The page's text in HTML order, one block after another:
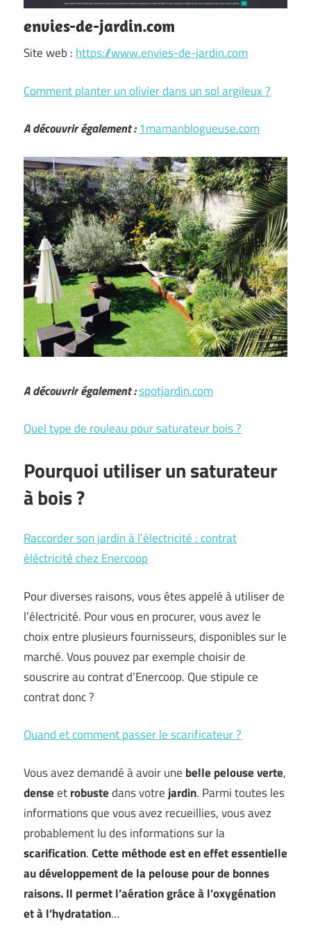
envies-de-jardin.com
Site web :https://www.envies-de-jardin.com
Comment planter un olivier dans un sol argileux ?
A découvrir également :1mamanblogueuse.com
A découvrir également :spotjardin.com
Quel type de rouleau pour saturateur bois ?
Pourquoi utiliser un saturateur
à bois ?
Raccorder son jardin à l’électricité : contrat
éléctricité chez Enercoop
Pour diverses raisons, vous êtes appelé à utiliser de
l’électricité. Pour vous en procurer, vous avez le
choix entre plusieurs fournisseurs, disponibles sur le
marché. Vous pouvez par exemple choisir de
souscrire au contrat d’Enercoop. Que stipule ce
contrat donc ?
Quand et comment passer le scarificateur ?
Vous avez demandé à avoir une belle pelouseverte,
denseetrobustedans votre jardin. Parmi toutes les
informations que vous avez recueillies, vous avez
probablement lu des informations sur la
scarification.Cette méthode est en effet essentielle
au développement de la pelouse pour de bonnes
raisons. Il permetl’aération grâce à l’oxygénation
et à l’hydratation…